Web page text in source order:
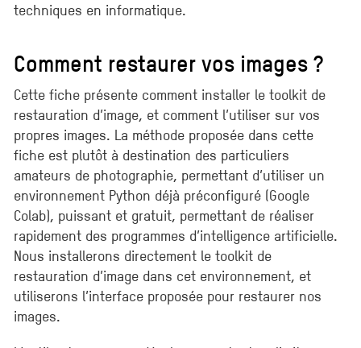
techniques en informatique.
Comment restaurer vos images ?
Cette fiche présente comment installer le toolkit de
restauration d’image, et comment l’utiliser sur vos
propres images. La méthode proposée dans cette
fiche est plutôt à destination des particuliers
amateurs de photographie, permettant d’utiliser un
environnement Python déjà préconfiguré (Google
Colab), puissant et gratuit, permettant de réaliser
rapidement des programmes d’intelligence artificielle.
Nous installerons directement le toolkit de
restauration d’image dans cet environnement, et
utiliserons l’interface proposée pour restaurer nos
images.